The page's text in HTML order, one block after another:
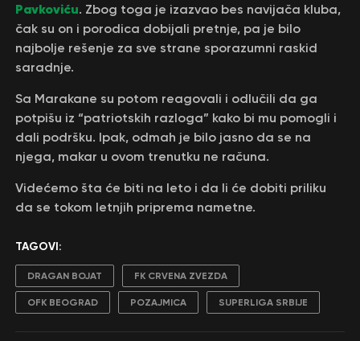
Pavkoviću. Zbog toga je izazvao bes navijača kluba,
čak su on i porodica dobijali pretnje, pa je bilo
najbolje rešenje za sve strane sporazumni raskid
saradnje.
Sa Marakane su potom reagovali i odlučili da ga
potpišu iz “patriotskih razloga” kako bi mu pomogli i
dali podršku. Ipak, odmah je bilo jasno da se na
njega, makar u ovom trenutku ne računa.
Videćemo šta će biti na leto i da li će dobiti priliku
da se tokom letnjih priprema nametne.
TAGOVI:
DRAGAN BOJAT FK CRVENA ZVEZDA
OFK BEOGRAD POZAJMICA SUPERLIGA SRBIJE